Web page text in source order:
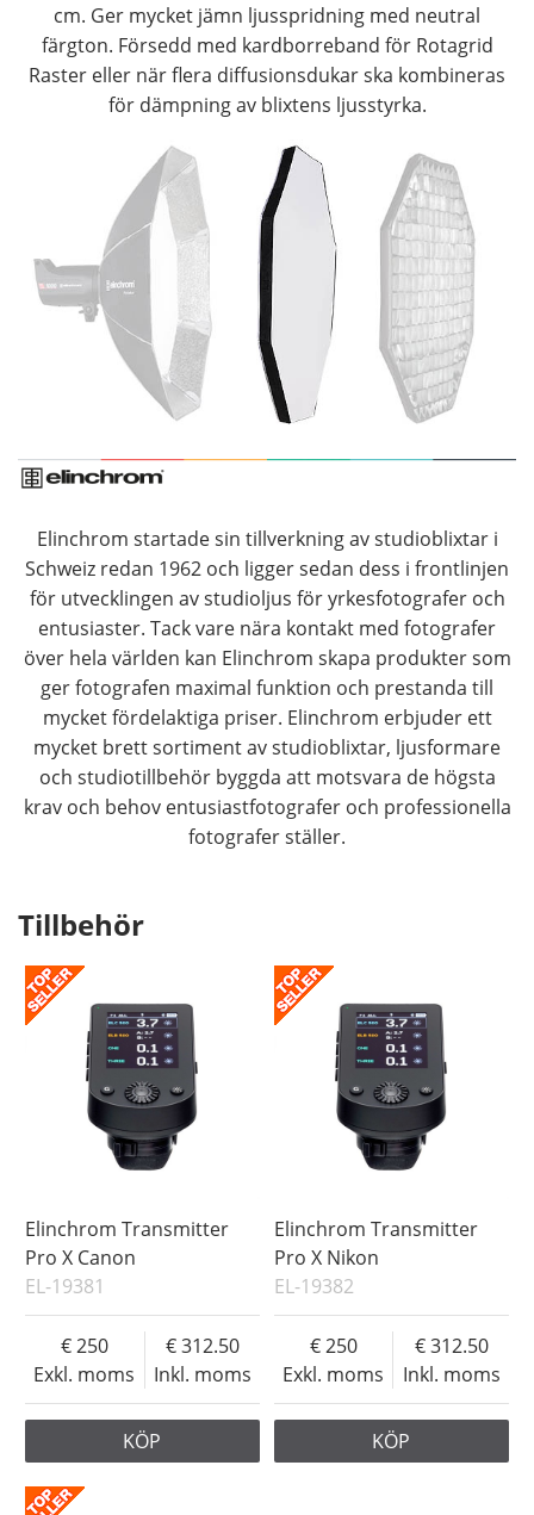
cm. Ger mycket jämn ljusspridning med neutral
färgton. Försedd med kardborreband för Rotagrid
Raster eller när flera diffusionsdukar ska kombineras
för dämpning av blixtens ljusstyrka.
Elinchrom startade sin tillverkning av studioblixtar i
Schweiz redan 1962 och ligger sedan dess i frontlinjen
för utvecklingen av studioljus för yrkesfotografer och
entusiaster. Tack vare nära kontakt med fotografer
över hela världen kan Elinchrom skapa produkter som
ger fotografen maximal funktion och prestanda till
mycket fördelaktiga priser. Elinchrom erbjuder ett
mycket brett sortiment av studioblixtar, ljusformare
och studiotillbehör byggda att motsvara de högsta
krav och behov entusiastfotografer och professionella
fotografer ställer.
Tillbehör
Elinchrom Transmitter
Pro X Canon
EL-19381
Exkl. moms
250
Inkl. moms
312.50
KÖP
Elinchrom Transmitter
Pro X Nikon
EL-19382
Exkl. moms
250
Inkl. moms
312.50
KÖP